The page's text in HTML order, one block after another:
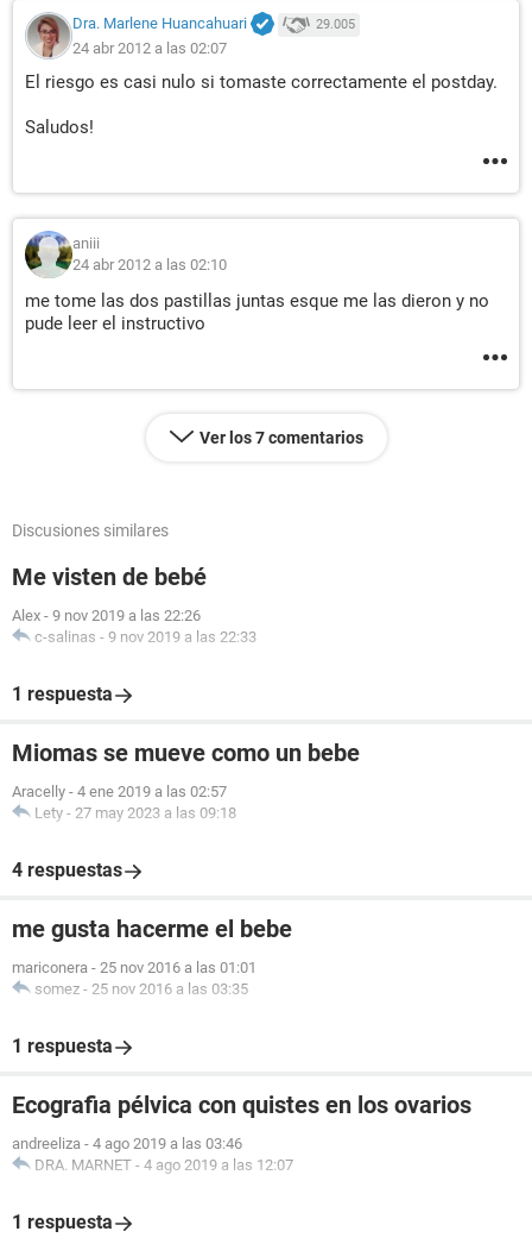
Dra. Marlene Huancahuari 29.005
24 abr 2012 a las 02:07
El riesgo es casi nulo si tomaste correctamente el postday.
Saludos!
aniii
24 abr 2012 a las 02:10
me tome las dos pastillas juntas esque me las dieron y no
pude leer el instructivo
Ver los 7 comentarios
Discusiones similares
Me visten de bebé
Alex - 9 nov 2019 a las 22:26
c-salinas - 9 nov 2019 a las 22:33
1 respuesta
Miomas se mueve como un bebe
Aracelly - 4 ene 2019 a las 02:57
Lety - 27 may 2023 a las 09:18
4 respuestas
me gusta hacerme el bebe
mariconera - 25 nov 2016 a las 01:01
somez - 25 nov 2016 a las 03:35
1 respuesta
Ecografia pélvica con quistes en los ovarios
andreeliza - 4 ago 2019 a las 03:46
DRA. MARNET - 4 ago 2019 a las 12:07
1 respuesta